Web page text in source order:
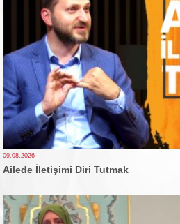
09.08.2026
Ailede İletişimi Diri Tutmak